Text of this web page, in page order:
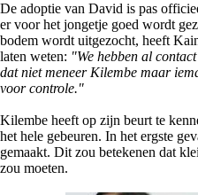
De adoptie van David is pas
er voor het jongetje goed wordt
bodem wordt uitgezocht, heeft
laten weten: "We hebben al
dat niet meneer Kilembe maar
voor controle."
Kilembe heeft op zijn beurt te
het hele gebeuren. In het ergste
gemaakt. Dit zou betekenen dat
zou moeten.